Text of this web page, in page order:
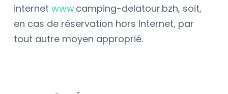
internet www.camping-delatour.bzh, soit,
en cas de réservation hors Internet, par
tout autre moyen approprié.